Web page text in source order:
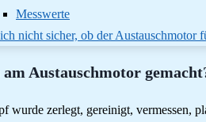
Messwerte
nicht sicher, ob der Austauschmotor
Austauschmotor
wurde zerlegt, gereinigt, vermessen,